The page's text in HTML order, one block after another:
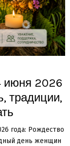
июня 2026
традиции,
года: Рождество
день женщин